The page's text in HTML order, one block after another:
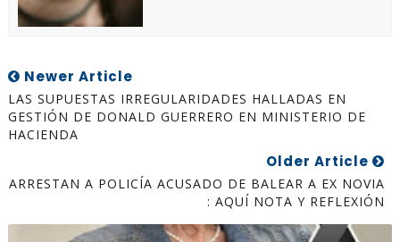
Newer Article
LAS SUPUESTAS IRREGULARIDADES HALLADAS EN
GESTIÓN DE DONALD GUERRERO EN MINISTERIO DE
HACIENDA
Older Article
ARRESTAN A POLICÍA ACUSADO DE BALEAR A EX NOVIA
: AQUÍ NOTA Y REFLEXIÓN